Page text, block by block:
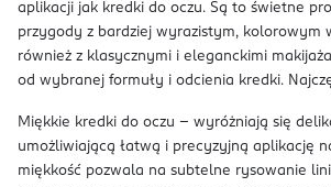
aplikacji jak kredki do oczu. Są to świetne
przygody z bardziej wyrazistym, kolorowym
również z klasycznymi i eleganckimi
od wybranej formuły i odcienia kredki.
Miękkie kredki do oczu – wyróżniają się
umożliwiającą łatwą i precyzyjną aplikację
miękkość pozwala na subtelne rysowanie